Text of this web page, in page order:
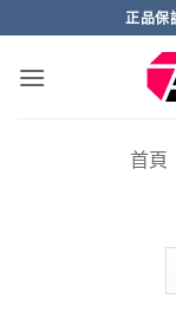
轉
正品保
首頁